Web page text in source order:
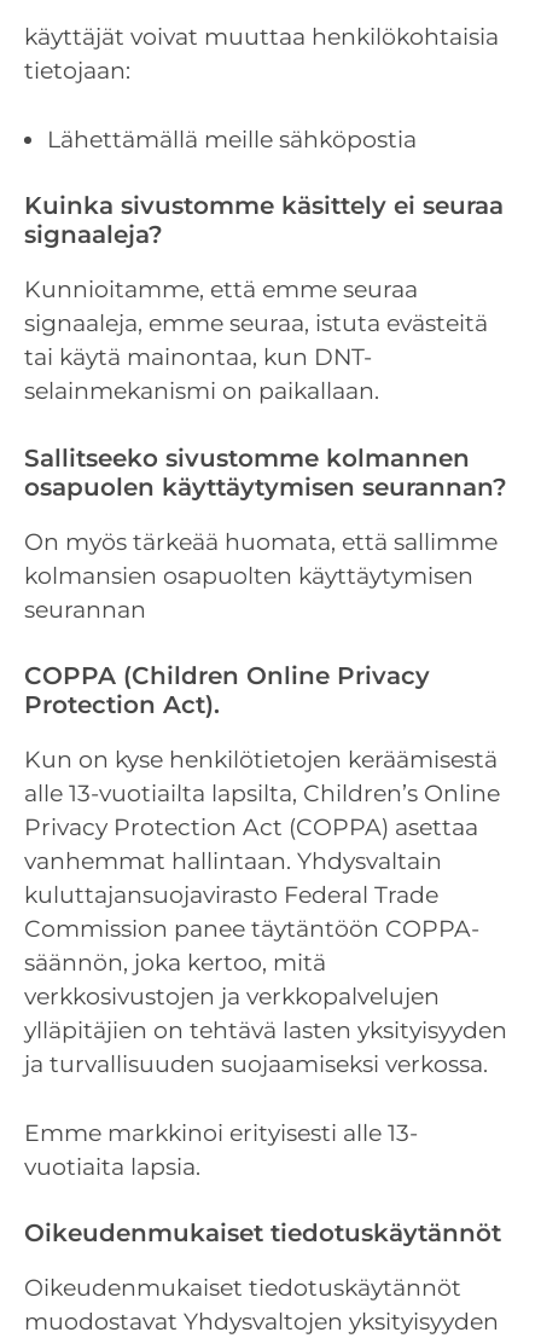
käyttäjät voivat muuttaa henkilökohtaisia ​​
tietojaan:
Lähettämällä meille sähköpostia
Kuinka sivustomme käsittely ei seuraa
signaaleja?
Kunnioitamme, että emme seuraa
signaaleja, emme seuraa, istuta evästeitä
tai käytä mainontaa, kun DNT-
selainmekanismi on paikallaan.
Sallitseeko sivustomme kolmannen
osapuolen käyttäytymisen seurannan?
On myös tärkeää huomata, että sallimme
kolmansien osapuolten käyttäytymisen
seurannan
COPPA (Children Online Privacy
Protection Act).
Kun on kyse henkilötietojen keräämisestä
alle 13-vuotiailta lapsilta, Children’s Online
Privacy Protection Act (COPPA) asettaa
vanhemmat hallintaan. Yhdysvaltain
kuluttajansuojavirasto Federal Trade
Commission panee täytäntöön COPPA-
säännön, joka kertoo, mitä
verkkosivustojen ja verkkopalvelujen
ylläpitäjien on tehtävä lasten yksityisyyden
ja turvallisuuden suojaamiseksi verkossa.
Emme markkinoi erityisesti alle 13-
vuotiaita lapsia.
Oikeudenmukaiset tiedotuskäytännöt
Oikeudenmukaiset tiedotuskäytännöt
muodostavat Yhdysvaltojen yksityisyyden